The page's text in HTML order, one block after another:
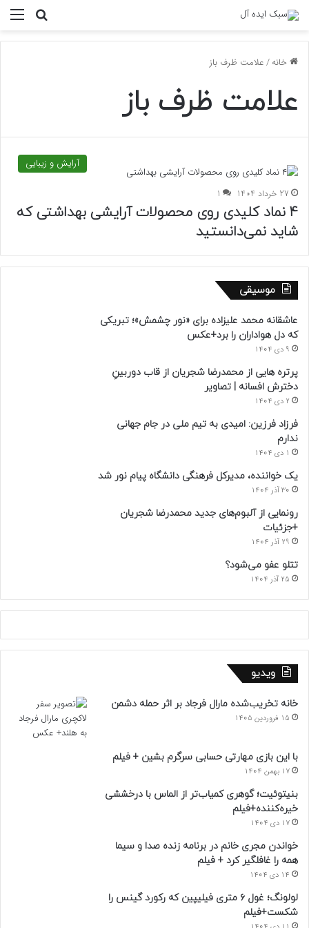
خانه/علامت ظرف باز
علامت ظرف باز
آرایش و زیبایی
27 خرداد 1404 1
۴ نماد کلیدی روی محصولات آرایشی بهداشتی که
شاید نمی‌دانستید
موسیقی
عاشقانه محمد علیزاده برای «نور چشمش»؛ تبریکی
که دل هواداران را برد+عکس
9 دی 1404
پرتره هایی از محمدرضا شجریان از قاب دوربینِ
دخترش افسانه | تصاویر
2 دی 1404
فرزاد فرزین: امیدی به تیم ملی در جام جهانی
ندارم
1 دی 1404
یک خواننده، مدیرکل فرهنگی دانشگاه پیام نور شد
30 آذر 1404
رونمایی از آلبوم‌های جدید محمدرضا شجریان
+جزئیات
29 آذر 1404
تتلو عفو می‌شود؟
25 آذر 1404
ویدیو
خانه تخریب‌شده مارال فرجاد بر اثر حمله دشمن
15 فروردین 1405
با این بازی مهارتی حسابی سرگرم بشین + فیلم
17 بهمن 1404
بنیتوئیت؛ گوهری کمیاب‌تر از الماس با درخششی
خیره‌کننده+فیلم
17 دی 1404
خواندن مجری خانم در برنامه زنده صدا و سیما
همه را غافلگیر کرد + فیلم
14 دی 1404
لولونگ؛ غول ۶ متری فیلیپین که رکورد گینس را
شکست+فیلم